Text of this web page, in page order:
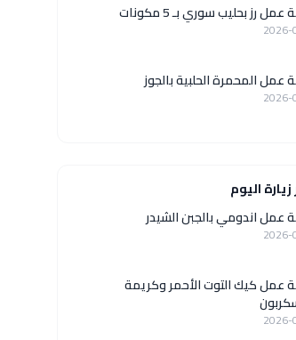
رز بحليب سوري بـ 5 مكونات
عمل المحمرة الحلبية بالجوز
اليوم
عمل اندومي بالجبن الشيدر
عمل كيك التوت الأحمر وكريمة